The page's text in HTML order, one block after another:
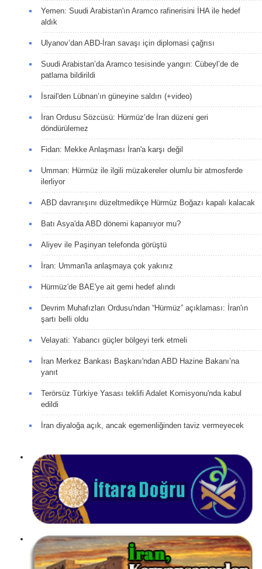
Yemen: Suudi Arabistan'ın Aramco rafinerisini İHA ile hedef
aldık
Ulyanov’dan ABD-İran savaşı için diplomasi çağrısı
Suudi Arabistan’da Aramco tesisinde yangın: Cübeyl’de de
patlama bildirildi
İsrail'den Lübnan’ın güneyine saldırı (+video)
İran Ordusu Sözcüsü: Hürmüz’de İran düzeni geri
döndürülemez
Fidan: Mekke Anlaşması İran'a karşı değil
Umman: Hürmüz ile ilgili müzakereler olumlu bir atmosferde
ilerliyor
ABD davranışını düzeltmedikçe Hürmüz Boğazı kapalı kalacak
Batı Asya'da ABD dönemi kapanıyor mu?
Aliyev ile Paşinyan telefonda görüştü
İran: Umman'la anlaşmaya çok yakınız
Hürmüz'de BAE'ye ait gemi hedef alındı
Devrim Muhafızları Ordusu'ndan “Hürmüz” açıklaması: İran'ın
şartı belli oldu
Velayati: Yabancı güçler bölgeyi terk etmeli
İran Merkez Bankası Başkanı'ndan ABD Hazine Bakanı’na
yanıt
Terörsüz Türkiye Yasası teklifi Adalet Komisyonu'nda kabul
edildi
İran diyaloğa açık, ancak egemenliğinden taviz vermeyecek